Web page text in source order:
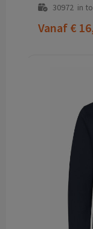
30972in
Vanaf €